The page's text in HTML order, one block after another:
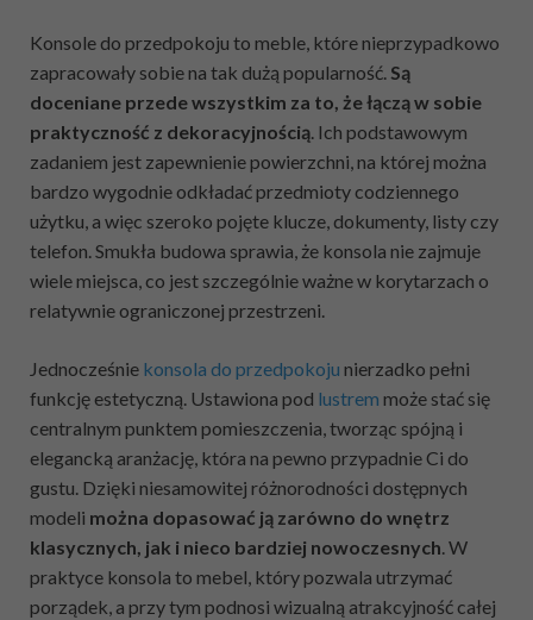
Konsole do przedpokoju to meble, które nieprzypadkowo
zapracowały sobie na tak dużą popularność. Są
doceniane przede wszystkim za to, że łączą w sobie
praktyczność z dekoracyjnością. Ich podstawowym
zadaniem jest zapewnienie powierzchni, na której można
bardzo wygodnie odkładać przedmioty codziennego
użytku, a więc szeroko pojęte klucze, dokumenty, listy czy
telefon. Smukła budowa sprawia, że konsola nie zajmuje
wiele miejsca, co jest szczególnie ważne w korytarzach o
relatywnie ograniczonej przestrzeni.
Jednocześnie konsola do przedpokoju nierzadko pełni
funkcję estetyczną. Ustawiona pod lustrem może stać się
centralnym punktem pomieszczenia, tworząc spójną i
elegancką aranżację, która na pewno przypadnie Ci do
gustu. Dzięki niesamowitej różnorodności dostępnych
modeli można dopasować ją zarówno do wnętrz
klasycznych, jak i nieco bardziej nowoczesnych. W
praktyce konsola to mebel, który pozwala utrzymać
porządek, a przy tym podnosi wizualną atrakcyjność całej